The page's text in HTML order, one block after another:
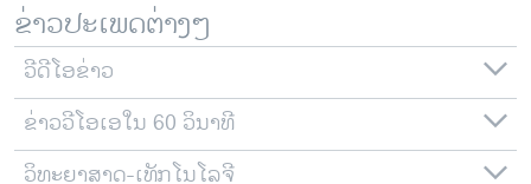
ພາສາອັງກິດ
ວີດີໂອ
ສຽງ
ລາຍການກະຈາຍສຽງ
ຕິດຕາມພວກເຮົາ ທີ່
ຂ່າວປະເພດຕ່າງໆ
ວີດີໂອຂ່າວ
ຂ່າວວີໂອເອໃນ 60 ວິນາທີ
ວິທະຍາສາດ-ເທັກໂນໂລຈີ